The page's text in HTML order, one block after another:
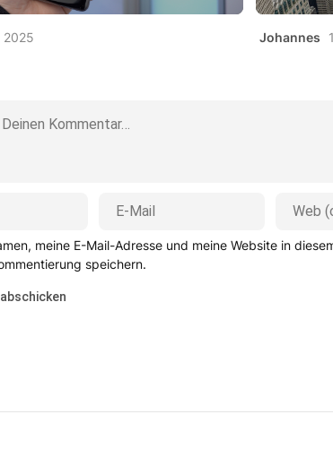
2025 Johannes
meine E-Mail-Adresse und meine Website in
speichern.